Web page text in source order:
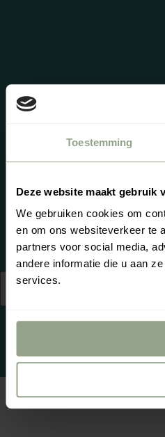
Toestemming
Deze website maakt gebruik
We gebruiken cookies om
en om ons websiteverkeer te
partners voor social media,
andere informatie die u aan
services.
Nederland